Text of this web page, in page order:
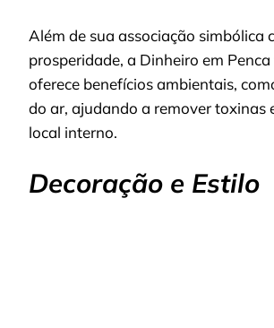
Além de sua associação simbólica
prosperidade, a Dinheiro em
oferece benefícios ambientais,
do ar, ajudando a remover toxinas
local interno.
Decoração e Estilo